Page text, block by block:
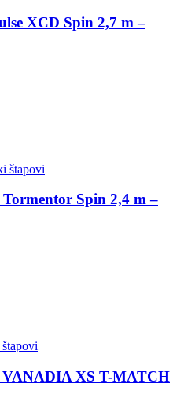
XCD Spin 2,7 m –
štapovi
Spin 2,4 m –
XS T-MATCH